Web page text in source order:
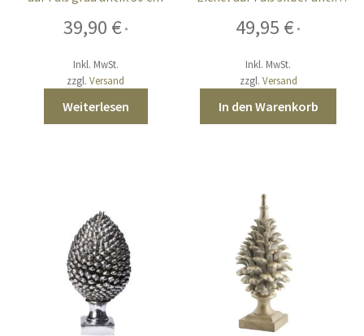
39,90 € *
Inkl. MwSt.
zzgl.Versand
Weiterlesen
49,95 € *
Inkl. MwSt.
zzgl. Versand
In den Warenkorb